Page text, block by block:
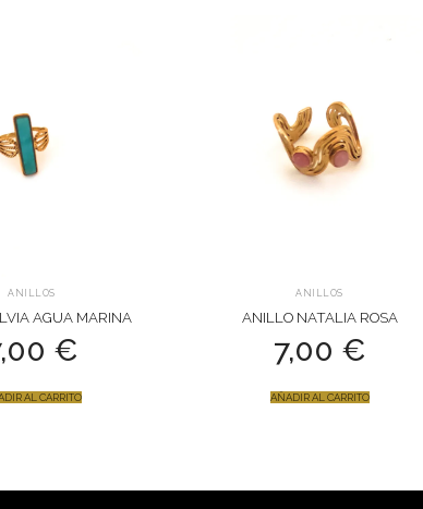
ANILLOS
AGUA MARINA
€
AL CARRITO
ANILLOS
ANILLO NATALIA ROSA
7,00 €
AÑADIR AL CARRITO